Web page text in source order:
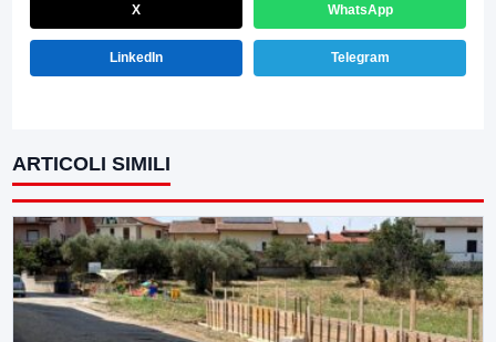
X WhatsApp
LinkedIn Telegram
ARTICOLI SIMILI